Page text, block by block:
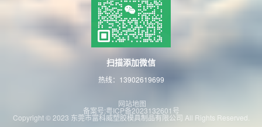
扫描添加微信
热线：13902619699
网站地图
备案号:粤ICP备2023132601号
Copyright © 2023 东莞市富科威塑胶模具制品有限公司 All Rights Reserved.